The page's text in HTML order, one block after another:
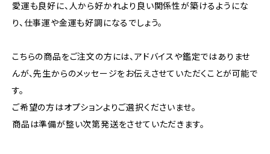
愛運も良好に、人から好かれより良い関係性が築けるようにな
り、仕事運や金運も好調になるでしょう。
こちらの商品をご注文の方には、アドバイスや鑑定ではありませ
んが、先生からのメッセージをお伝えさせていただくことが可能で
す。
ご希望の方はオプションよりご選択くださいませ。
商品は準備が整い次第発送をさせていただきます。